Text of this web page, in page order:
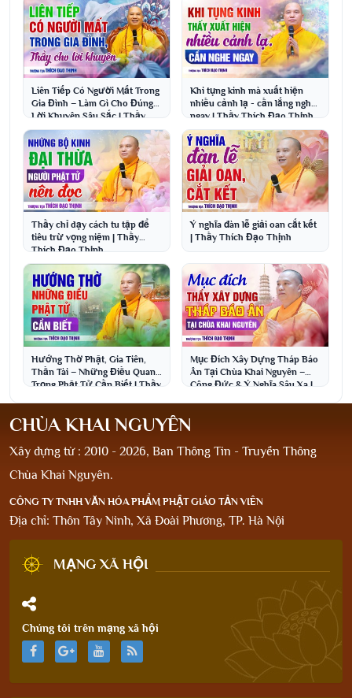
Liên Tiếp Có Người Mất Trong
Gia Đình – Làm Gì Cho Đúng?
Lời Khuyên Sâu Sắc | Thầy
Thích Đạo Thịnh
Khi tụng kinh mà xuất hiện
nhiều cảnh lạ - cần lắng nghe
ngay | Thầy Thích Đạo Thịnh
Thầy chỉ dạy cách tu tập để
tiêu trừ vọng niệm | Thầy
Thích Đạo Thịnh
Ý nghĩa đàn lễ giải oan cắt kết
| Thầy Thích Đạo Thịnh
Hướng Thờ Phật, Gia Tiên,
Thần Tài – Những Điều Quan
Trọng Phật Tử Cần Biết | Thầy
Mục Đích Xây Dựng Tháp Báo
Ân Tại Chùa Khai Nguyên –
Công Đức & Ý Nghĩa Sâu Xa |
CHÙA KHAI NGUYÊN
Xây dựng từ : 2010 - 2026, Ban Thông Tin - Truyền Thông
Chùa Khai Nguyên.
CÔNG TY TNHH VĂN HÓA PHẨM PHẬT GIÁO TẢN VIÊN
Địa chỉ: Thôn Tây Ninh, Xã Đoài Phương, TP. Hà Nội
MẠNG XÃ HỘI
Chúng tôi trên mạng xã hội